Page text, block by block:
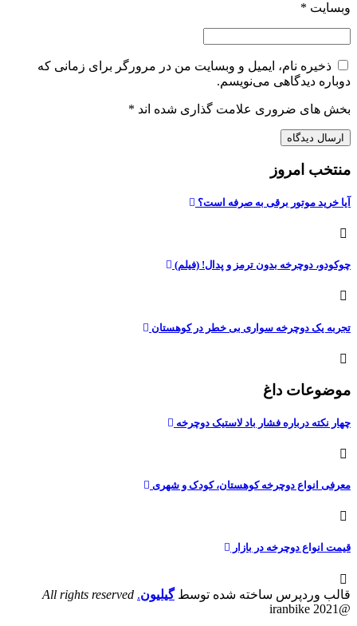
وبسایت *
ذخیره نام، ایمیل و وبسایت من در مرورگر برای زمانی که
دوباره دیدگاهی می‌نویسم.
بخش های ضروری علامت گذاری شده اند *
منتخب امروز
آیا خرید موتور برقی به صرفه است؟
چوکودو، دوچرخه بدون ترمز و پدال! (فیلم)
تجربه یک دوچرخه سواری بی خطر در کوهستان
موضوعات داغ
چهار نکته درباره فشار باد لاستیک دوچرخه
معرفی انواع دوچرخه کوهستان، کودک و شهری
قیمت انواع دوچرخه در بازار
قالب وردپرس ساخته شده توسطگیلیون.
All rights reserved
@iranbike 2021